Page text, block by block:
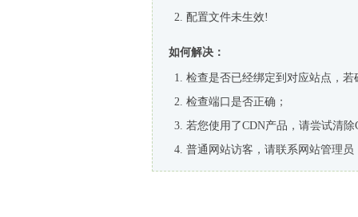
配置文件未生效!
如何解决：
检查是否已经绑定到对应站点，
检查端口是否正确；
若您使用了CDN产品，请尝试清除
普通网站访客，请联系网站管理员